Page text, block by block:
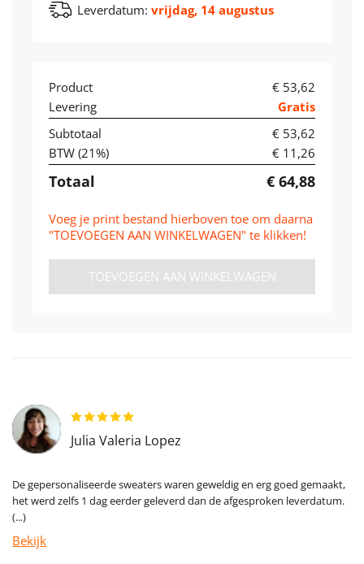
Leverdatum: vrijdag, 14 augustus
Product
€ 53,62
Levering
Gratis
Subtotaal
€ 53,62
BTW (21%) € 11,26
Totaal € 64,88
Voeg je print bestand hierboven toe om daarna
"TOEVOEGEN AAN WINKELWAGEN" te klikken!
TOEVOEGEN AAN WINKELWAGEN
Julia Valeria Lopez
De gepersonaliseerde sweaters waren geweldig en erg goed gemaakt,
het werd zelfs 1 dag eerder geleverd dan de afgesproken leverdatum.
(...)
Bekijk